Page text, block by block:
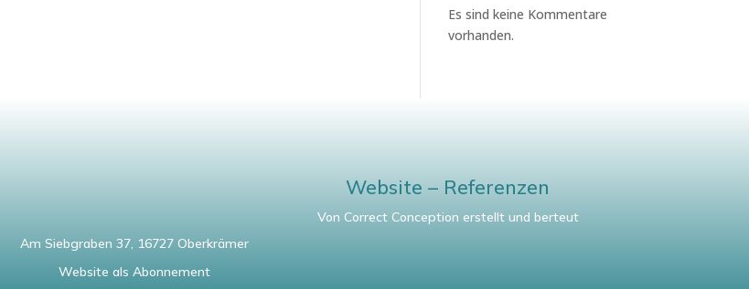
Es sind keine Kommentare
vorhanden.
Am Siebgraben 37, 16727 Oberkrämer
Website als Abonnement
Website – Referenzen
Von Correct Conception erstellt und berteut